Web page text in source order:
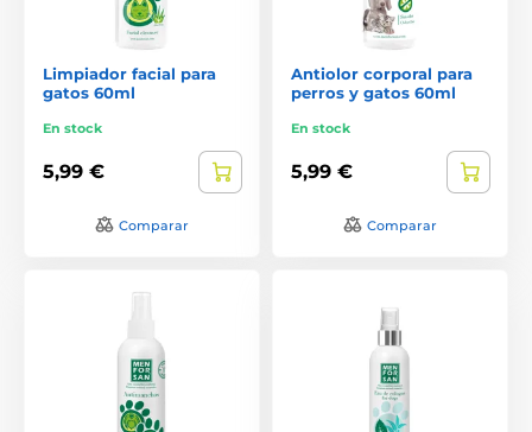
Limpiador facial para
gatos 60ml
En stock
5,99 €
Comparar
Antiolor corporal para
perros y gatos 60ml
En stock
5,99 €
Comparar